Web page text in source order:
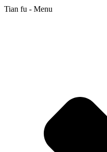
Tian fu - Menu